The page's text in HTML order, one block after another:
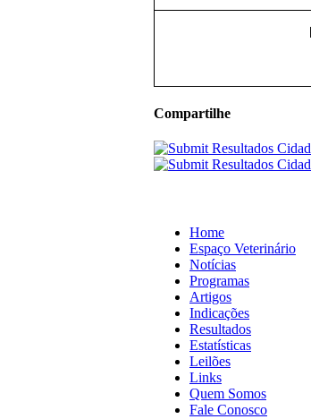
Compartilhe
Home
Espaço Veterinário
Notícias
Programas
Artigos
Indicações
Resultados
Estatísticas
Leilões
Links
Quem Somos
Fale Conosco